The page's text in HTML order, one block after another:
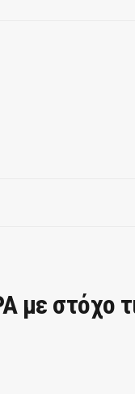
με στόχο